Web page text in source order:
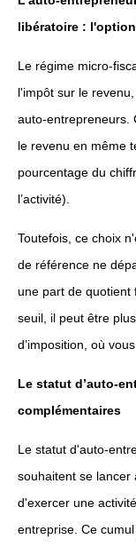
libératoire :
Le régime micro-
l'impôt sur le
auto-entrepreneurs.
le revenu en même
pourcentage du
l’activité).
Toutefois, ce choix
de référence ne
une part de quotient
seuil, il peut être
d’imposition, où
Le statut d’auto-
complémentaires
Le statut d'auto-
souhaitent se lancer
d'exercer une
entreprise. Ce